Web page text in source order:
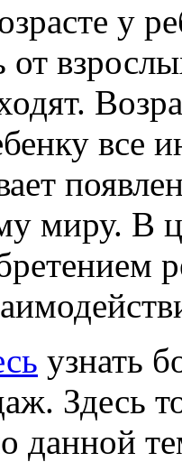
у
от
все
миру. В
узнать
Здесь
данной